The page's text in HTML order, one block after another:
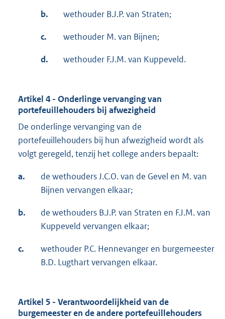
b. wethouder B.J.P. van Straten;
c. wethouder M. van Bijnen;
d. wethouder F.J.M. van Kuppeveld.
Artikel 4 - Onderlinge vervanging van
portefeuillehouders bij afwezigheid
De onderlinge vervanging van de
portefeuillehouders bij hun afwezigheid wordt als
volgt geregeld, tenzij het college anders bepaalt:
a.
de wethouders J.C.O. van de Gevel en M. van
Bijnen vervangen elkaar;
b.
de wethouders B.J.P. van Straten en F.J.M. van
Kuppeveld vervangen elkaar;
c.
wethouder P.C. Hennevanger en burgemeester
B.D. Lugthart vervangen elkaar.
Artikel 5 - Verantwoordelijkheid van de
burgemeester en de andere portefeuillehouders